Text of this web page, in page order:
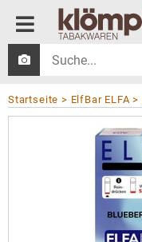
Startseite ElfBar ELFA